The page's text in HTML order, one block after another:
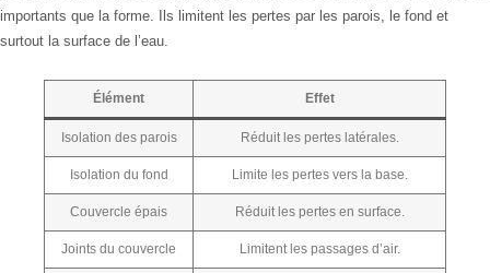
importants que la forme. Ils limitent les pertes par les parois, le fond et
surtout la surface de l’eau.
Élément Effet
Isolation des parois Réduit les pertes latérales.
Isolation du fond Limite les pertes vers la base.
Couvercle épais Réduit les pertes en surface.
Joints du couvercle Limitent les passages d’air.